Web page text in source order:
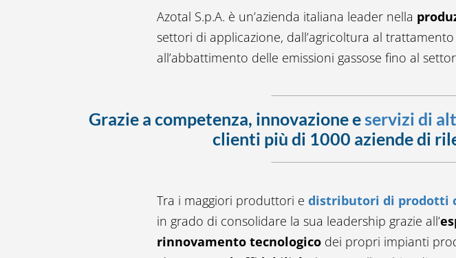
Azotal S.p.A. è un’azienda italiana leader nella
settori di applicazione, dall’agricoltura al
all’abbattimento delle emissioni gassose fino al
Grazie a competenza, innovazione eservizi di
clienti più di 1000 aziende di
Tra i maggiori produttori e distributori di prodotti
in grado di consolidare la sua leadership grazie all’
rinnovamento tecnologico dei propri impianti